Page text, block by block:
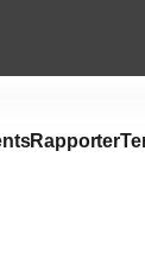
Rapporter